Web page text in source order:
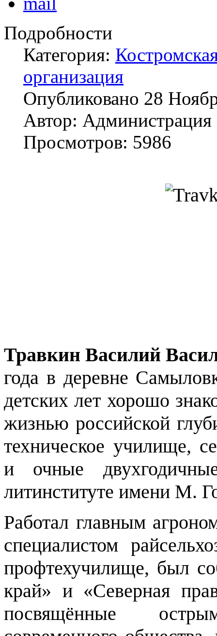
Подробности
Категория:
организация
Опубликовано 28
Автор: Администрация
Просмотров: 5986
Травкин Василий
года в деревне
детских лет хорошо
жизнью российской
техническое училище,
и очные
литинституте имени М.
Работал главным
специалистом
профтехучилище, был
край» и «Северная
посвящённые